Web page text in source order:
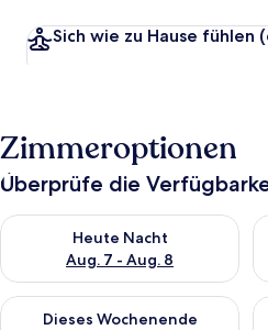
Sich wie zu Hause fühlen
Zimmeroptionen
Überprüfe die
Heute Nacht
Aug. 7 - Aug. 8
Überprüfe die Verfügbarkeit für
Dieses Wochenende
Überprüfe die Verfügbarkeit für